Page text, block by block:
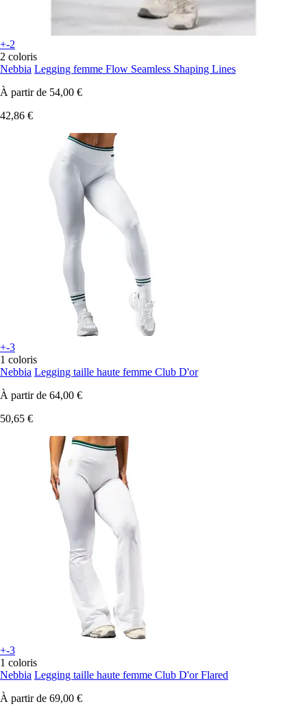
+-2
2 coloris
Nebbia Legging femme Flow Seamless Shaping Lines
À partir de 54,00 €
42,86 €
+-3
1 coloris
Nebbia Legging taille haute femme Club D'or
À partir de 64,00 €
50,65 €
+-3
1 coloris
Nebbia Legging taille haute femme Club D'or Flared
À partir de 69,00 €